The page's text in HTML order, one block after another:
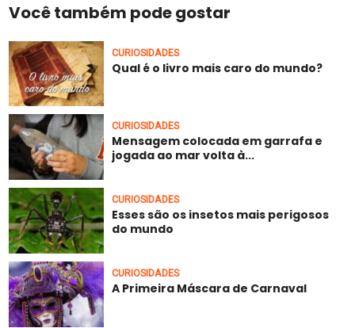
Você também pode gostar
CURIOSIDADES
Qual é o livro mais caro do mundo?
CURIOSIDADES
Mensagem colocada em garrafa e
jogada ao mar volta à...
CURIOSIDADES
Esses são os insetos mais perigosos
do mundo
CURIOSIDADES
A Primeira Máscara de Carnaval